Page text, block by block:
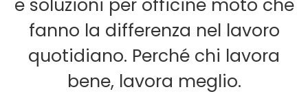
e soluzioni per officine moto che
fanno la differenza nel lavoro
quotidiano. Perché chi lavora
bene, lavora meglio.